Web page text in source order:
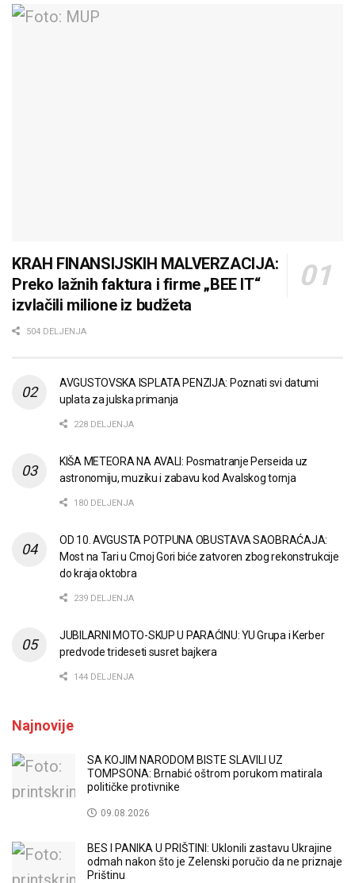
KRAH FINANSIJSKIH MALVERZACIJA:
Preko lažnih faktura i firme „BEE IT“
izvlačili milione iz budžeta
504 DELJENJA
AVGUSTOVSKA ISPLATA PENZIJA: Poznati svi datumi
uplata za julska primanja
228 DELJENJA
KIŠA METEORA NA AVALI: Posmatranje Perseida uz
astronomiju, muziku i zabavu kod Avalskog tornja
180 DELJENJA
OD 10. AVGUSTA POTPUNA OBUSTAVA SAOBRAĆAJA:
Most na Tari u Crnoj Gori biće zatvoren zbog rekonstrukcije
do kraja oktobra
239 DELJENJA
JUBILARNI MOTO-SKUP U PARAĆINU: YU Grupa i Kerber
predvode trideseti susret bajkera
144 DELJENJA
Najnovije
SA KOJIM NARODOM BISTE SLAVILI UZ
TOMPSONA: Brnabić oštrom porukom matirala
političke protivnike
09.08.2026
BES I PANIKA U PRIŠTINI: Uklonili zastavu Ukrajine
odmah nakon što je Zelenski poručio da ne priznaje
Prištinu